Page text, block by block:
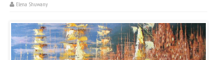
Elena Shuwany